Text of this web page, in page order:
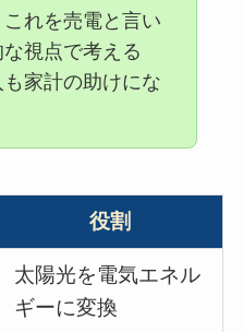
れを売電と言い
視点で考える
家計の助けにな
役割
太陽光を電気エネル
ギーに変換